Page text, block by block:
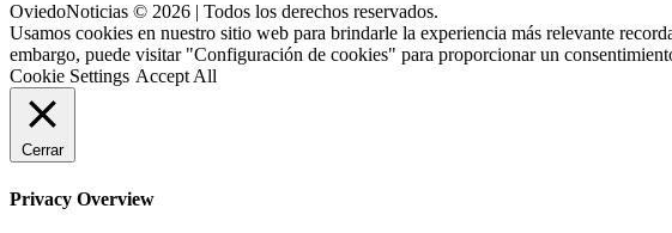
OviedoNoticias © 2026 | Todos los derechos reservados.
Usamos cookies en nuestro sitio web para brindarle la experiencia más relevante
embargo, puede visitar "Configuración de cookies" para proporcionar un
Cookie Settings Accept All
Cerrar
Privacy Overview